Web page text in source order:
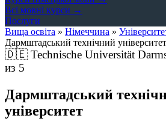
Всі мовні курси →
Послуги
Вища освіта » Німеччина »
Дармштадський технічний університет
🇩🇪Technische Universität
из 5
Дармштадський
університет